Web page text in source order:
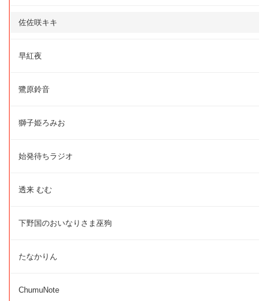
佐佐咲キキ
早紅夜
鷺原鈴音
獅子姫ろみお
始発待ちラジオ
透来 むむ
下野国のおいなりさま巫狗
たなかりん
ChumuNote